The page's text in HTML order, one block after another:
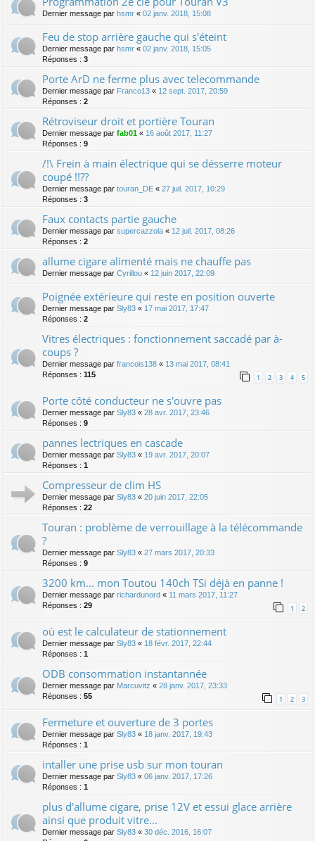
Dernier message par hsmr « 02 janv. 2018, 15:08
Feu de stop arrière gauche qui s'éteint
Dernier message par hsmr « 02 janv. 2018, 15:05
Réponses : 3
Porte ArD ne ferme plus avec telecommande
Dernier message par Franco13 « 12 sept. 2017, 20:59
Réponses : 2
Rétroviseur droit et portière Touran
Dernier message par fab01 « 16 août 2017, 11:27
Réponses : 9
/!\ Frein à main électrique qui se désserre moteur
coupé !!??
Dernier message par touran_DE « 27 juil. 2017, 10:29
Réponses : 3
Faux contacts partie gauche
Dernier message par supercazzola « 12 juil. 2017, 08:26
Réponses : 2
allume cigare alimenté mais ne chauffe pas
Dernier message par Cyrillou « 12 juin 2017, 22:09
Poignée extérieure qui reste en position ouverte
Dernier message par Sly83 « 17 mai 2017, 17:47
Réponses : 2
Vitres électriques : fonctionnement saccadé par à-
coups ?
Dernier message par francois138 « 13 mai 2017, 08:41
Réponses : 115 1 2 3 4 5
Porte côté conducteur ne s'ouvre pas
Dernier message par Sly83 « 28 avr. 2017, 23:46
Réponses : 9
pannes lectriques en cascade
Dernier message par Sly83 « 19 avr. 2017, 20:07
Réponses : 1
Compresseur de clim HS
Dernier message par Sly83 « 20 juin 2017, 22:05
Réponses : 22
Touran : problème de verrouillage à la télécommande
?
Dernier message par Sly83 « 27 mars 2017, 20:33
Réponses : 9
3200 km... mon Toutou 140ch TSi déjà en panne !
Dernier message par richardunord « 11 mars 2017, 11:27
Réponses : 29 1 2
où est le calculateur de stationnement
Dernier message par Sly83 « 18 févr. 2017, 22:44
Réponses : 1
ODB consommation instantannée
Dernier message par Marcuvitz « 28 janv. 2017, 23:33
Réponses : 55 1 2 3
Fermeture et ouverture de 3 portes
Dernier message par Sly83 « 18 janv. 2017, 19:43
Réponses : 1
intaller une prise usb sur mon touran
Dernier message par Sly83 « 06 janv. 2017, 17:26
Réponses : 1
plus d'allume cigare, prise 12V et essui glace arrière
ainsi que produit vitre...
Dernier message par Sly83 « 30 déc. 2016, 16:07